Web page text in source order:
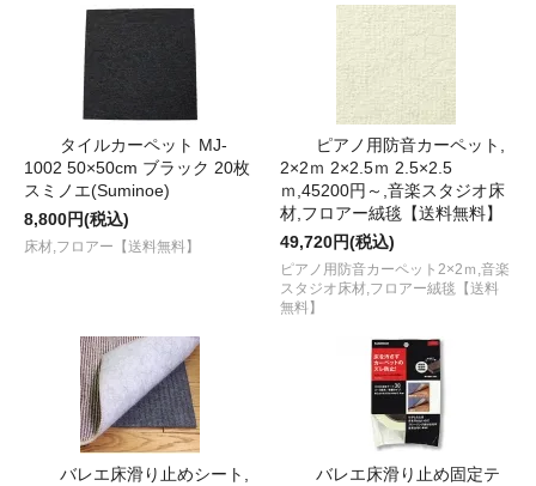
タイルカーペット MJ-
1002 50×50cm ブラック 20枚
スミノエ(Suminoe)
8,800円(税込)
床材,フロアー【送料無料】
ピアノ用防音カーペット,
2×2ｍ 2×2.5ｍ 2.5×2.5
ｍ,45200円～,音楽スタジオ床
材,フロアー絨毯【送料無料】
49,720円(税込)
ピアノ用防音カーペット2×2ｍ,音楽
スタジオ床材,フロアー絨毯【送料
無料】
バレエ床滑り止めシート,
バレエ床滑り止め固定テ